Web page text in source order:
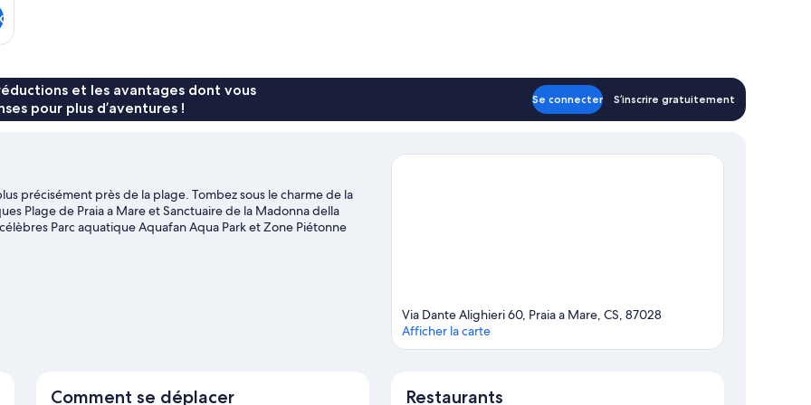
et les avantages dont vous
pour plus d’aventures !
Se connecter S’inscrire gratuitement
précisément près de la plage. Tombez sous le charme de la
Plage de Praia a Mare et Sanctuaire de la Madonna della
Parc aquatique Aquafan Aqua Park et Zone Piétonne
ou au bord de l'eau, comme la planche à voile et la pêche.
Via Dante Alighieri 60, Praia a Mare, CS, 87028
Afficher la carte
Comment se déplacer Restaurants